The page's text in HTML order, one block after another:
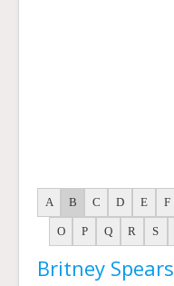
A B C D E F
O P Q R S
Britney Spears